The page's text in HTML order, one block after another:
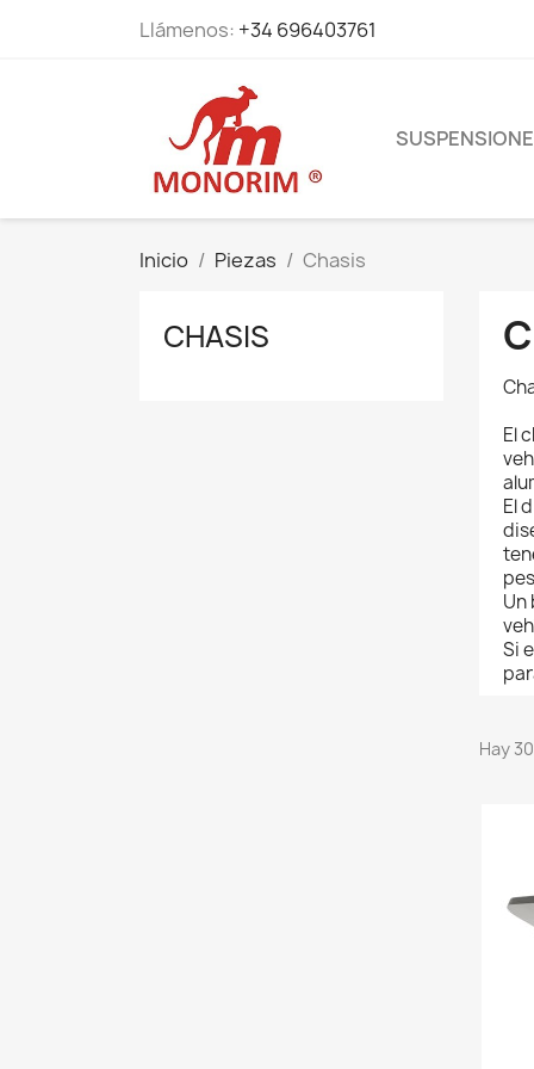
Llámenos: +34 696403761
Inicio Piezas Chasis
CHASIS
El
El
Un
Si
Hay